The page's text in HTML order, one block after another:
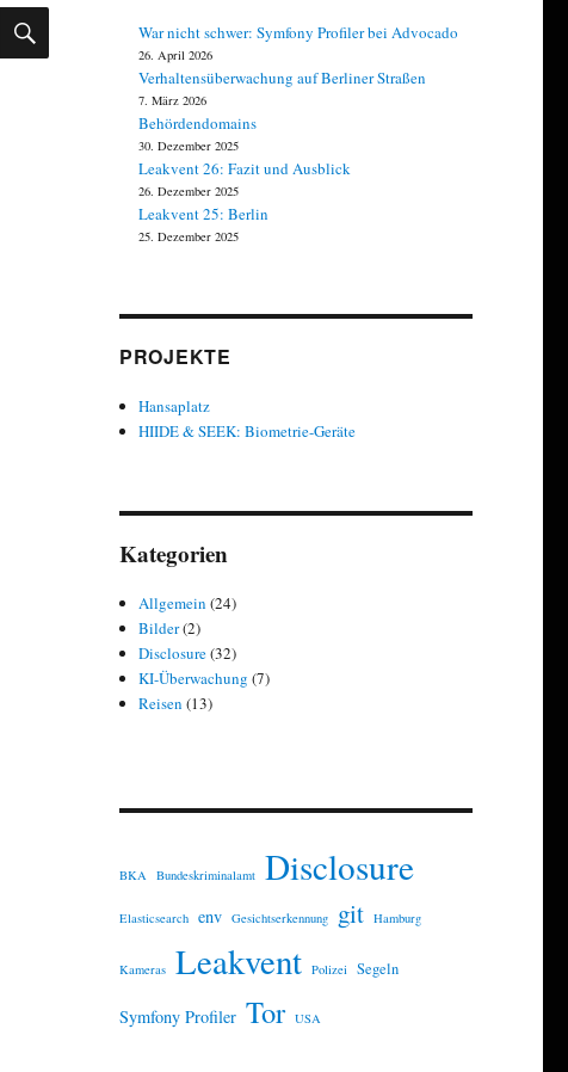
SUCHEN
War nicht schwer: Symfony Profiler bei Advocado
26. April 2026
Verhaltensüberwachung auf Berliner Straßen
7. März 2026
Behördendomains
30. Dezember 2025
Leakvent 26: Fazit und Ausblick
26. Dezember 2025
Leakvent 25: Berlin
25. Dezember 2025
PROJEKTE
Hansaplatz
HIIDE & SEEK: Biometrie-Geräte
Kategorien
Allgemein (24)
Bilder(2)
Disclosure(32)
KI-Überwachung (7)
Reisen (13)
BKA Bundeskriminalamt Disclosure
Elasticsearch env Gesichtserkennung git Hamburg
Kameras Leakvent Polizei Segeln
Symfony Profiler Tor USA